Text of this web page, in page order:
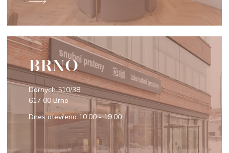
BRNO
Dornych 510/38
617 00 Brno
Dnes otevřeno 10:00 - 19:00